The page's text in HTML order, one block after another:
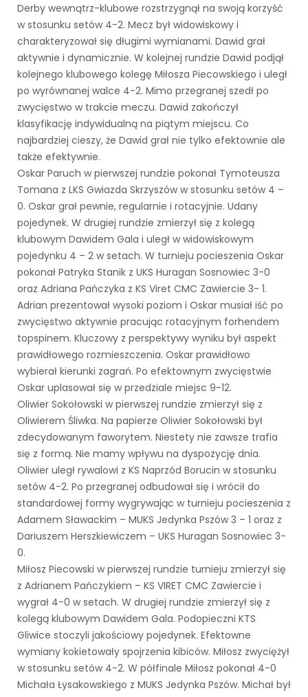
Derby wewnątrz-klubowe rozstrzygnął na swoją korzyść
w stosunku setów 4-2. Mecz był widowiskowy i
charakteryzował się długimi wymianami. Dawid grał
aktywnie i dynamicznie. W kolejnej rundzie Dawid podjął
kolejnego klubowego kolegę Miłosza Piecowskiego i uległ
po wyrównanej walce 4-2. Mimo przegranej szedł po
zwycięstwo w trakcie meczu. Dawid zakończył
klasyfikację indywidualną na piątym miejscu. Co
najbardziej cieszy, że Dawid grał nie tylko efektownie ale
także efektywnie.
Oskar Paruch w pierwszej rundzie pokonał Tymoteusza
Tomana z LKS Gwiazda Skrzyszów w stosunku setów 4 –
0. Oskar grał pewnie, regularnie i rotacyjnie. Udany
pojedynek. W drugiej rundzie zmierzył się z kolegą
klubowym Dawidem Gala i uległ w widowiskowym
pojedynku 4 – 2 w setach. W turnieju pocieszenia Oskar
pokonał Patryka Stanik z UKS Huragan Sosnowiec 3-0
oraz Adriana Pańczyka z KS Viret CMC Zawiercie 3- 1.
Adrian prezentował wysoki poziom i Oskar musiał iść po
zwycięstwo aktywnie pracując rotacyjnym forhendem
topspinem. Kluczowy z perspektywy wyniku był aspekt
prawidłowego rozmieszczenia. Oskar prawidłowo
wybierał kierunki zagrań. Po efektownym zwycięstwie
Oskar uplasował się w przedziale miejsc 9-12.
Oliwier Sokołowski w pierwszej rundzie zmierzył się z
Oliwierem Śliwka. Na papierze Oliwier Sokołowski był
zdecydowanym faworytem. Niestety nie zawsze trafia
się z formą. Nie mamy wpływu na dyspozycję dnia.
Oliwier uległ rywalowi z KS Naprzód Borucin w stosunku
setów 4-2. Po przegranej odbudował się i wrócił do
standardowej formy wygrywając w turnieju pocieszenia z
Adamem Sławackim – MUKS Jedynka Pszów 3 – 1 oraz z
Dariuszem Herszkiewiczem – UKS Huragan Sosnowiec 3-
0.
Miłosz Piecowski w pierwszej rundzie turnieju zmierzył się
z Adrianem Pańczykiem – KS VIRET CMC Zawiercie i
wygrał 4-0 w setach. W drugiej rundzie zmierzył się z
kolegą klubowym Dawidem Gala. Podopieczni KTS
Gliwice stoczyli jakościowy pojedynek. Efektowne
wymiany kokietowały spojrzenia kibiców. Miłosz zwyciężył
w stosunku setów 4-2. W półfinale Miłosz pokonał 4-0
Michała Łysakowskiego z MUKS Jedynka Pszów. Michał był